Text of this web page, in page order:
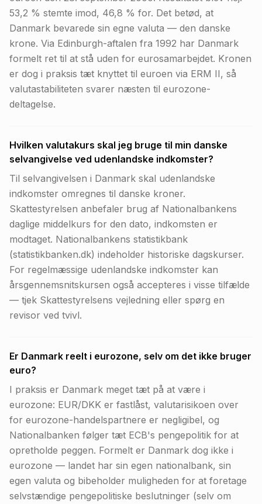
53,2 % stemte imod, 46,8 % for. Det betød, at
Danmark bevarede sin egne valuta — den danske
krone. Via Edinburgh-aftalen fra 1992 har Danmark
formelt ret til at stå uden for eurosamarbejdet. Kronen
er dog i praksis tæt knyttet til euroen via ERM II, så
valutastabiliteten svarer næsten til eurozone-
deltagelse.
Hvilken valutakurs skal jeg bruge til min danske
selvangivelse ved udenlandske indkomster?
Til selvangivelsen i Danmark skal udenlandske
indkomster omregnes til danske kroner.
Skattestyrelsen anbefaler brug af Nationalbankens
daglige middelkurs for den dato, indkomsten er
modtaget. Nationalbankens statistikbank
(statistikbanken.dk) indeholder historiske dagskurser.
For regelmæssige udenlandske indkomster kan
årsgennemsnitskursen også accepteres i visse tilfælde
— tjek Skattestyrelsens vejledning eller spørg en
revisor ved tvivl.
Er Danmark reelt i eurozone, selv om det ikke bruger
euro?
I praksis er Danmark meget tæt på at være i
eurozone: EUR/DKK er fastlåst, valutarisikoen over
for eurozone-handelspartnere er negligibel, og
Nationalbanken følger tæt ECB's pengepolitik for at
opretholde peggen. Formelt er Danmark dog ikke i
eurozone — landet har sin egen nationalbank, sin
egen valuta og bibeholder muligheden for at foretage
selvstændige pengepolitiske beslutninger (selv om